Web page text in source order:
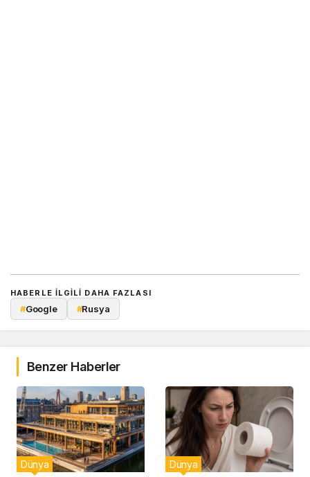
HABERLE ILGILI DAHA FAZLASI
#Google #Rusya
Benzer Haberler
Dünya Dünya